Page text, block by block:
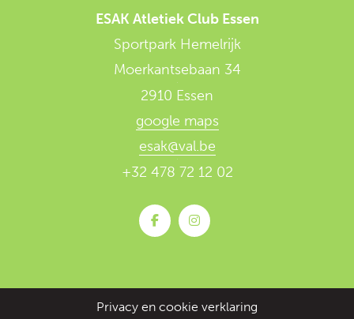
ESAK Atletiek Club Essen
Sportpark Hemelrijk
Moerkantsebaan 34
2910 Essen
google maps
esak@val.be
+32 478 72 12 02
Privacy en cookie verklaring